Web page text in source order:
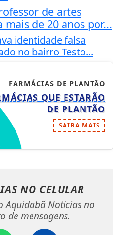
de artes
de 20 anos por...
identidade falsa
no bairro Testo...
FARMÁCIAS DE PLANTÃO
QUE ESTARÃO
DE PLANTÃO
SAIBA MAIS
NO CELULAR
Aquidabã Notícias no
de mensagens.